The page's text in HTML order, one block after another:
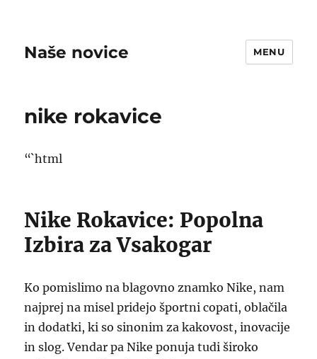
Naše novice MENU
nike rokavice
“`html
Nike Rokavice: Popolna
Izbira za Vsakogar
Ko pomislimo na blagovno znamko Nike, nam
najprej na misel pridejo športni copati, oblačila
in dodatki, ki so sinonim za kakovost, inovacije
in slog. Vendar pa Nike ponuja tudi široko